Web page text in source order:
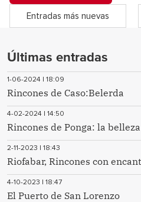
Entradas más nuevas
Últimas entradas
1-06-2024 | 18:09
Rincones de Caso:Belerda
4-02-2024 | 14:50
Rincones de Ponga: la
2-11-2023 | 18:43
Riofabar, Rincones con
4-10-2023 | 18:47
El Puerto de San Lorenzo